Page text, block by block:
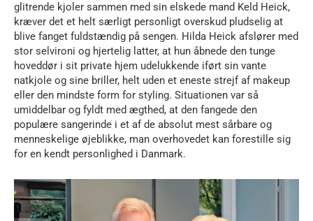
glitrende kjoler sammen med sin elskede mand Keld Heick,
kræver det et helt særligt personligt overskud pludselig at
blive fanget fuldstændig på sengen. Hilda Heick afslører med
stor selvironi og hjertelig latter, at hun åbnede den tunge
hoveddør i sit private hjem udelukkende iført sin vante
natkjole og sine briller, helt uden et eneste strejf af makeup
eller den mindste form for styling. Situationen var så
umiddelbar og fyldt med ægthed, at den fangede den
populære sangerinde i et af de absolut mest sårbare og
menneskelige øjeblikke, man overhovedet kan forestille sig
for en kendt personlighed i Danmark.